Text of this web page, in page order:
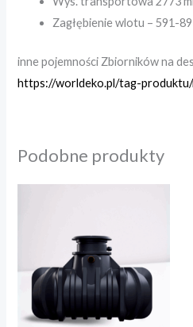
Zagłębienie wlotu – 591-
inne pojemności Zbiorników na
https://worldeko.pl/tag-
Podobne produkty